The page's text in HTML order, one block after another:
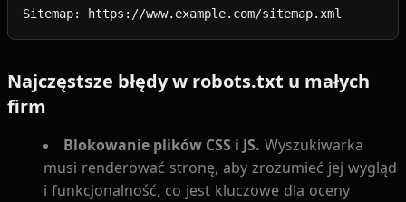
Najczęstsze błędy w robots.txt u małych
firm
Blokowanie plików CSS i JS. Wyszukiwarka
musi renderować stronę, aby zrozumieć jej wygląd
i funkcjonalność, co jest kluczowe dla oceny